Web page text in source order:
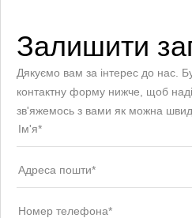
Залишити
Дякуємо вам за інтерес до нас.
контактну форму нижче, щоб
зв'яжемось з вами як можна